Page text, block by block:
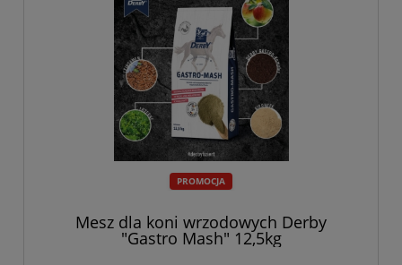
PROMOCJA
Mesz dla koni wrzodowych Derby
"Gastro Mash" 12,5kg